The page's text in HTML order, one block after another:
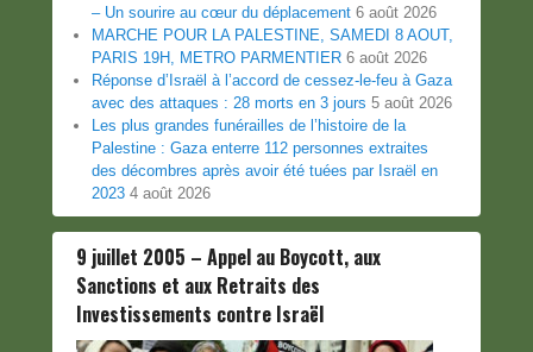
– Un sourire au cœur du déplacement 6 août 2026
MARCHE POUR LA PALESTINE, SAMEDI 8 AOUT,
PARIS 19H, METRO PARMENTIER 6 août 2026
Réponse d’Israël à l’accord de cessez-le-feu à Gaza
avec des attaques : 28 morts en 3 jours 5 août 2026
Les plus grandes funérailles de l’histoire de la
Palestine : Gaza enterre 112 personnes extraites
des décombres après avoir été tuées par Israël en
2023 4 août 2026
9 juillet 2005 – Appel au Boycott, aux
Sanctions et aux Retraits des
Investissements contre Israël